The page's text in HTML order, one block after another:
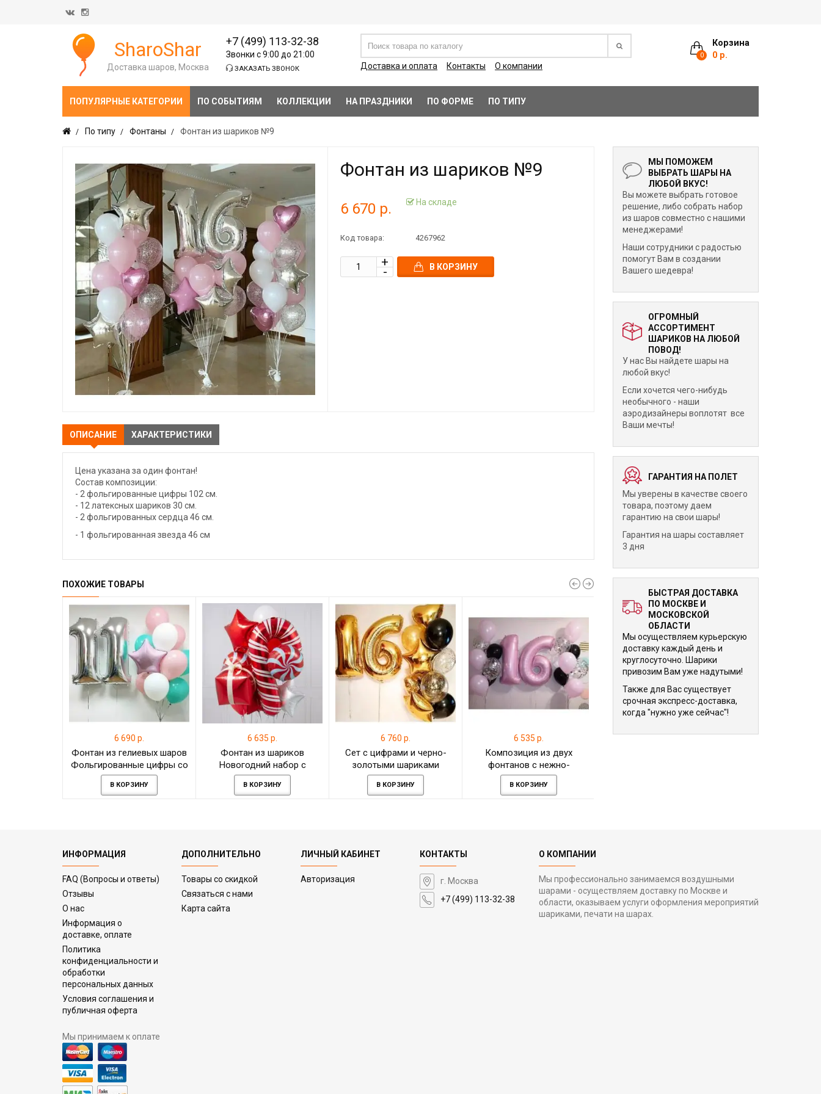
Корзина
0 0 р.
SharoShar
Доставка шаров, Москва
+7 (499) 113-32-38
Звонки с 9:00 до 21:00
ЗАКАЗАТЬ ЗВОНОК Доставка и оплата Контакты О компании
ПОПУЛЯРНЫЕ КАТЕГОРИИ ПО СОБЫТИЯМ КОЛЛЕКЦИИ НА ПРАЗДНИКИ ПО ФОРМЕ ПО ТИПУ
По типу Фонтаны Фонтан из шариков №9
Фонтан из шариков №9
6 670 р. На складе
Код товара: 4267962
В КОРЗИНУ
ОПИСАНИЕ ХАРАКТЕРИСТИКИ
Цена указана за один фонтан!
Состав композиции:
- 2 фольгированные цифры 102 см.
- 12 латексных шариков 30 см.
- 2 фольгированных сердца 46 см.
- 1 фольгированная звезда 46 см
ПОХОЖИЕ ТОВАРЫ
6 690 р.
Фонтан из гелиевых шаров
Фольгированные цифры со
звездой и латексными
шарами "Розовый Мохито"
В КОРЗИНУ
6 635 р.
Фонтан из шариков
Новогодний набор с
фольгированным шаром
леденец и звёздами
В КОРЗИНУ
6 760 р.
Сет с цифрами и черно-
золотыми шариками
девушке на шестнадцать
лет
В КОРЗИНУ
6 535 р.
Композиция из двух
фонтанов с нежно-
розовыми шарами в 16 лет
В КОРЗИНУ
МЫ ПОМОЖЕМ
ВЫБРАТЬ ШАРЫ НА
ЛЮБОЙ ВКУС!
Вы можете выбрать готовое
решение, либо собрать набор
из шаров совместно с нашими
менеджерами!
Наши сотрудники с радостью
помогут Вам в создании
Вашего шедевра!
ОГРОМНЫЙ
АССОРТИМЕНТ
ШАРИКОВ НА ЛЮБОЙ
ПОВОД!
У нас Вы найдете шары на
любой вкус!
Если хочется чего-нибудь
необычного - наши
аэродизайнеры воплотят все
Ваши мечты!
ГАРАНТИЯ НА ПОЛЕТ
Мы уверены в качестве своего
товара, поэтому даем
гарантию на свои шары!
Гарантия на шары составляет
3 дня
БЫСТРАЯ ДОСТАВКА
ПО МОСКВЕ И
МОСКОВСКОЙ
ОБЛАСТИ
Мы осуществляем курьерскую
доставку каждый день и
круглосуточно. Шарики
привозим Вам уже надутыми!
Также для Вас существует
срочная экспресс-доставка,
когда "нужно уже сейчас"!
ИНФОРМАЦИЯ
FAQ (Вопросы и ответы)
Отзывы
О нас
Информация о
доставке, оплате
Политика
конфиденциальности и
обработки
персональных данных
Условия соглашения и
публичная оферта
Мы принимаем к оплате
ДОПОЛНИТЕЛЬНО
Товары со скидкой
Связаться с нами
Карта сайта
ЛИЧНЫЙ КАБИНЕТ
Авторизация
КОНТАКТЫ
г. Москва
+7 (499) 113-32-38
О КОМПАНИИ
Мы профессионально занимаемся воздушными
шарами - осуществляем доставку по Москве и
области, оказываем услуги оформления мероприятий
шариками, печати на шарах.